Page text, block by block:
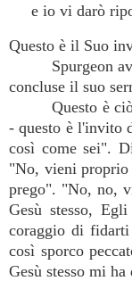
e io vi darò
Questo è il Suo
Spurgeon
concluse il suo
Questo è
- questo è l'invito
così come sei".
"No, vieni proprio
prego". "No, no,
Gesù stesso,
coraggio di
così sporco
Gesù stesso mi